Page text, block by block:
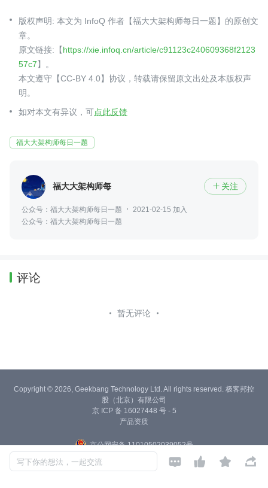
版权声明: 本文为 InfoQ 作者【福大大架构师每日一题】的原创文
章。
原文链接:【https://xie.infoq.cn/article/c91123c240609368f2123
57c7】。
本文遵守【CC-BY 4.0】协议，转载请保留原文出处及本版权声
明。
如对本文有异议，可点此反馈
福大大架构师每日一题
福大大架构师每日一题  关注
公众号：福大大架构师每日一题
2021-02-15 加入
公众号：福大大架构师每日一题
评论
暂无评论
写下你的想法，一起交流    
Copyright © 2026, Geekbang Technology Ltd. All rights reserved. 极客邦控
股（北京）有限公司
京 ICP 备 16027448 号 - 5
产品资质
京公网安备 11010502039052号